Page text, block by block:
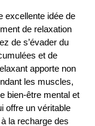
excellente idée de
de relaxation
de s’évader du
et de
apporte non
les muscles,
bien-être mental et
offre un véritable
la recharge des